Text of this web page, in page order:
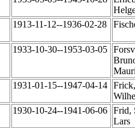
1913-11-12--1936-02-28
1933-10-30--1953-03-05
1931-01-15--1947-04-14
1930-10-24--1941-06-06 Frid,
Lars